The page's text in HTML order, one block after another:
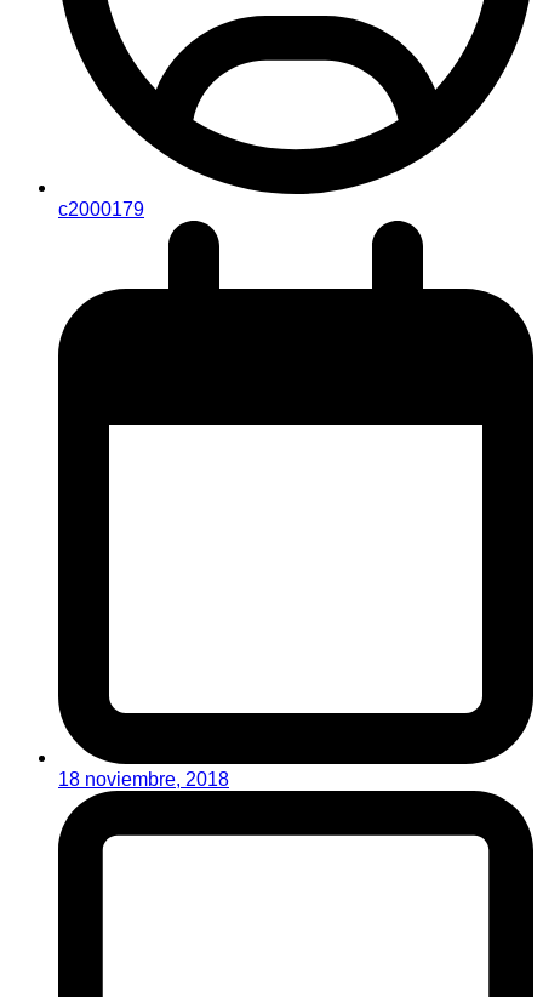
c2000179
18 noviembre, 2018